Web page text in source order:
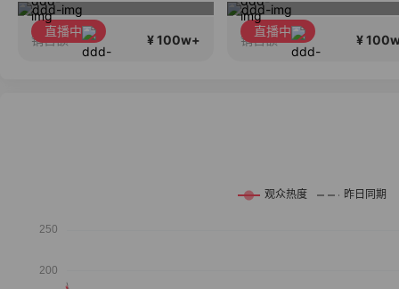
直播中
销售额 ¥ 100w+
直播中
销售额 ¥